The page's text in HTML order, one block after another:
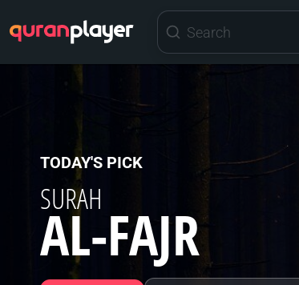
TODAY'S PICK
SURAH
AL-FAJR